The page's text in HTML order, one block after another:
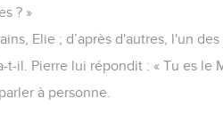
? »
Elie ; d’après d'autres, l'un
t-il. Pierre lui répondit : « Tu es le
à personne.